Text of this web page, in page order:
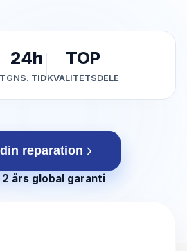
24h
GNS. TID
TOP
KVALITETSDELE
reparation
2 års global garanti